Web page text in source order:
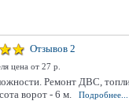
Отзывов 2
цена от 27 р.
Ремонт ДВС,
ворот - 6 м.
Подробнее...